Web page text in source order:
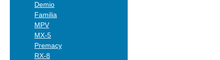
Demio
Familia
MPV
MX-5
Premacy
RX-8